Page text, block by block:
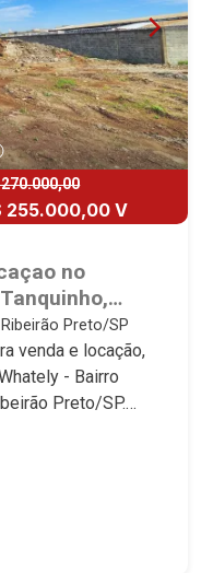
270.000,00
255.000,00 V
no
Whately
Preto/SP
venda e locação,
- Bairro
Preto/SP.
você: -
Alambrado na